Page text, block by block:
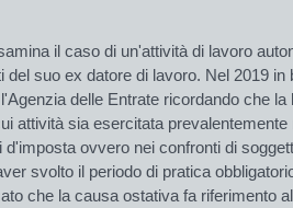
il caso di un'attività di lavoro
suo ex datore di lavoro. Nel 2019
delle Entrate ricordando che
attività sia esercitata
ovvero nei confronti di
svolto il periodo di pratica
che la causa ostativa fa riferimento